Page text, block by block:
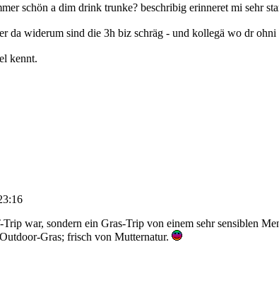
schön a dim drink trunke? beschribig erinneret mi sehr
da widerum sind die 3h biz schräg - und kollegä wo dr
kennt.
war, sondern ein Gras-Trip von einem sehr sensiblen
Gras; frisch von Mutternatur.